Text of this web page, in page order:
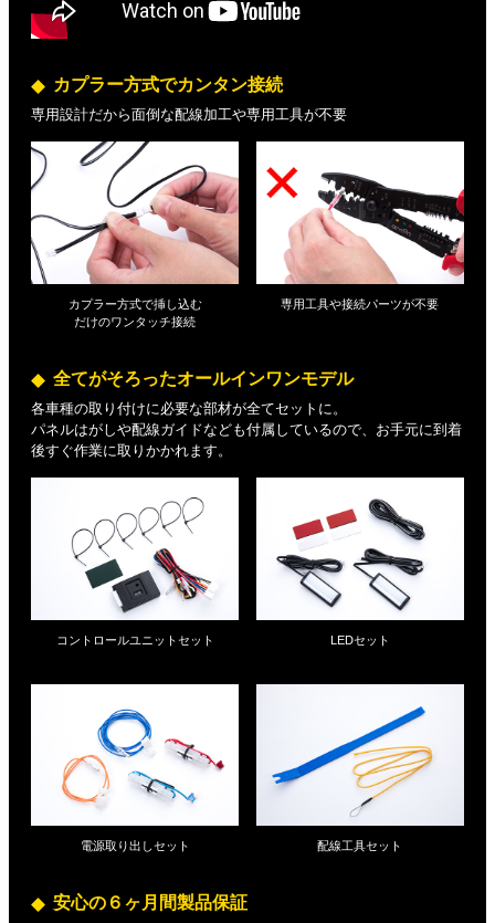
カプラー方式でカンタン接続
専用設計だから面倒な配線加工や専用工具が不要
カプラー方式で挿し込む
だけのワンタッチ接続
専用工具や接続パーツが不要
全てがそろったオールインワンモデル
各車種の取り付けに必要な部材が全てセットに。
パネルはがしや配線ガイドなども付属しているので、お手元に到着
後すぐ作業に取りかかれます。
コントロールユニットセット LEDセット
電源取り出しセット 配線工具セット
安心の６ヶ月間製品保証